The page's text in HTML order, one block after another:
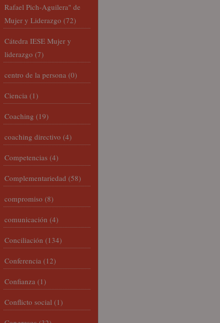
Rafael Pich-Aguilera" de
Mujer y Liderazgo (72)
Cátedra IESE Mujer y
liderazgo (7)
centro de la persona (0)
Ciencia (1)
Coaching (19)
coaching directivo (4)
Competencias (4)
Complementariedad (58)
compromiso (8)
comunicación (4)
Conciliación (134)
Conferencia (12)
Confianza (1)
Conflicto social (1)